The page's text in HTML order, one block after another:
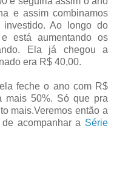
e assim combinamos
Ao longo do
está aumentando os
Ela já chegou a
era R$ 40,00.
feche o ano com R$
mais 50%. Só que pra
mais.Veremos então a
acompanhar a Série